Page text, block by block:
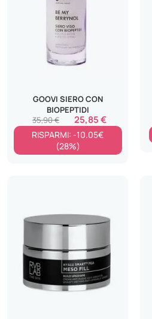
GOOVI SIERO CON
BIOPEPTIDI
25,85 €
35,90 €
RISPARMI: -10.05€
(28%)